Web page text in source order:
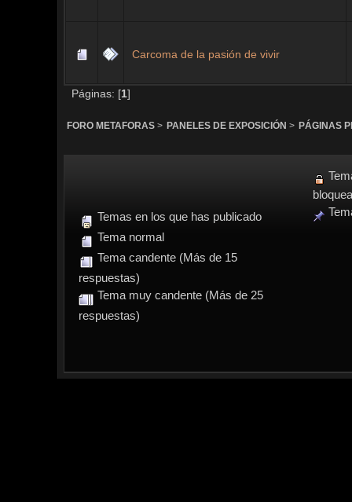
Carcoma de la pasión de vivir
Páginas: [1]
FORO METAFORAS> PANELES DE EXPOSICIÓN > PÁGINAS
Temas en los que has publicado
Tema normal
Tema candente (Más de 15
respuestas)
Tema muy candente (Más de 25
respuestas)